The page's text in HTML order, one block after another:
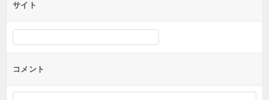
サイト
コメント